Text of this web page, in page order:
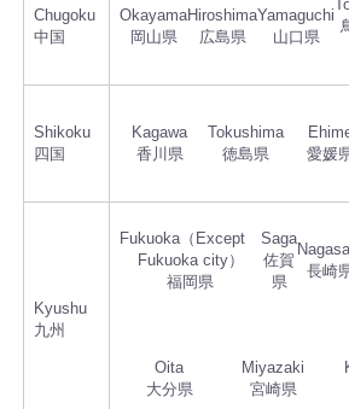
Chugoku
中国
Okayama
岡山県
Hiroshima
広島県
Yamaguchi
山口県
Shikoku
四国
Kagawa
香川県
Tokushima
徳島県
愛媛
Kyushu
九州
Fukuoka（Except
Fukuoka city）
福岡県
Saga
佐賀
県
長崎
Oita
大分県
Miyazaki
宮崎県